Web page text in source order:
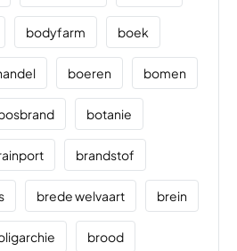
bodyfarm boek
boeren bomen
botanie
brandstof
brede welvaart brein
brood